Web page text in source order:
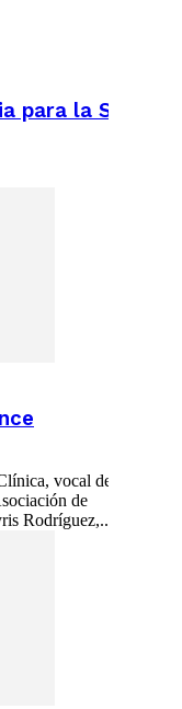
para la Salud
vocal del
de
Rodríguez,...